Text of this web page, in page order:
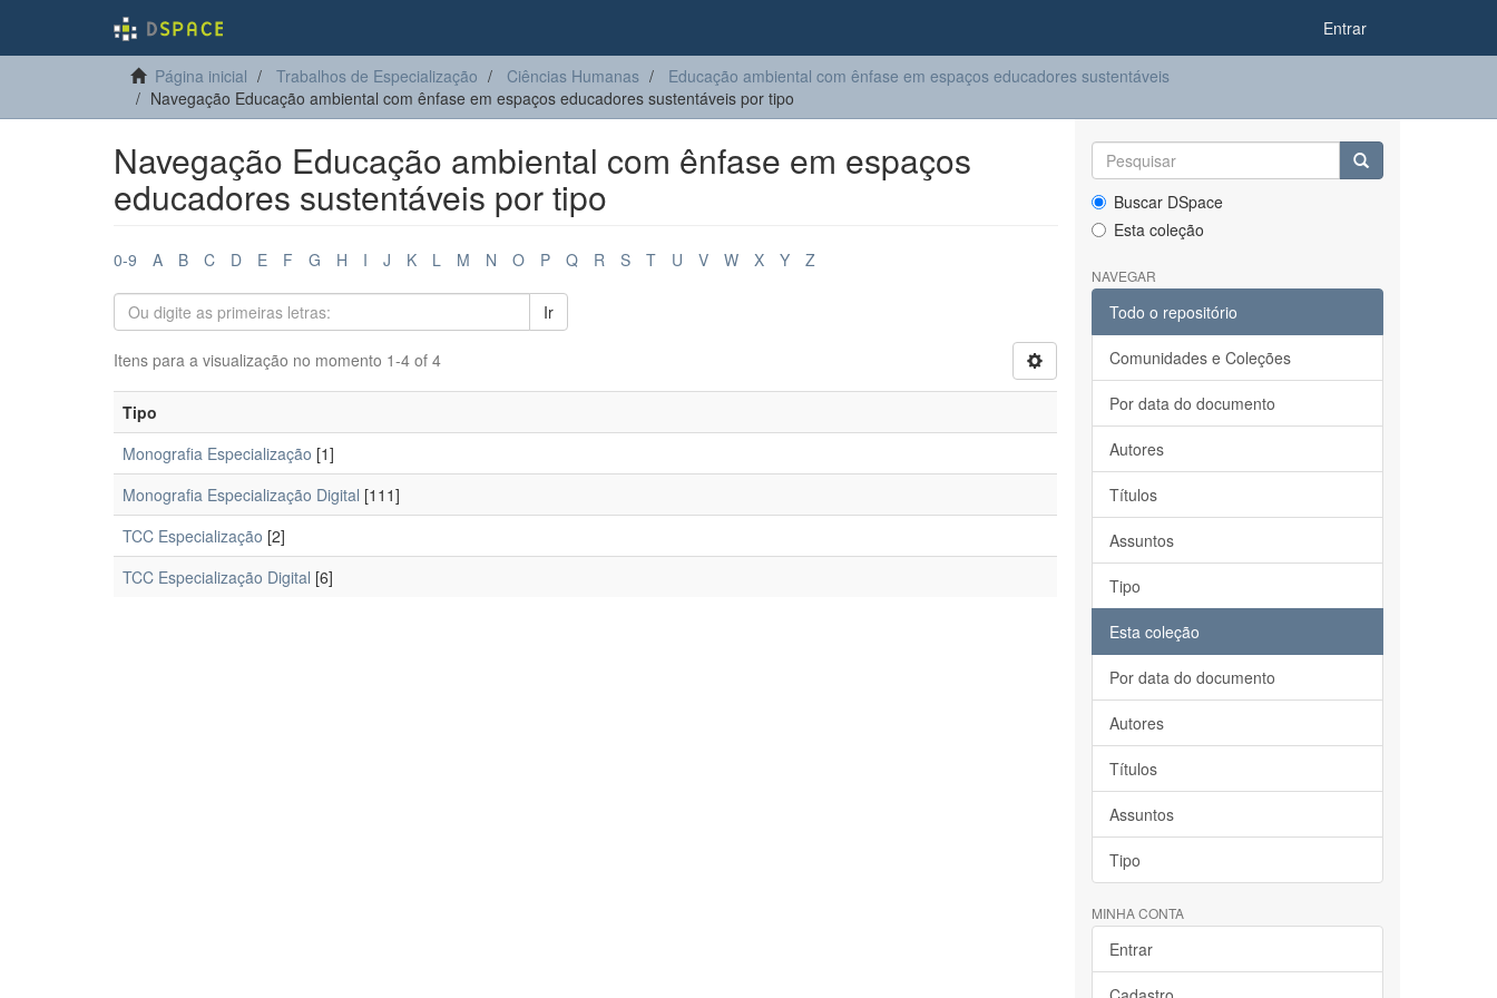
Entrar
Página inicial Trabalhos de Especialização Ciências Humanas
Educação ambiental com ênfase em espaços educadores sustentáveis
Navegação Educação ambiental com ênfase em espaços educadores sustentáveis por tipo
Navegação Educação ambiental com ênfase em espaços
educadores sustentáveis por tipo
0-9 A B C D E F G H I J K L M N O P Q R S T U V W X Y Z
Ir
Itens para a visualização no momento 1-4 of 4
Tipo
Monografia Especialização [1]
Monografia Especialização Digital [111]
TCC Especialização [2]
TCC Especialização Digital [6]
Buscar DSpace
Esta coleção
NAVEGAR
Todo o repositório
Comunidades e Coleções
Por data do documento
Autores
Títulos
Assuntos
Tipo
Esta coleção
Por data do documento
Autores
Títulos
Assuntos
Tipo
MINHA CONTA
Entrar